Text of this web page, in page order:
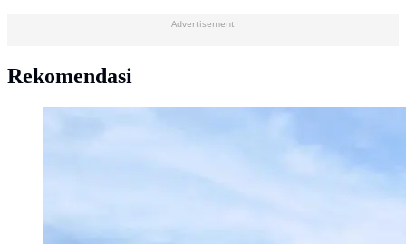
Advertisement
Rekomendasi